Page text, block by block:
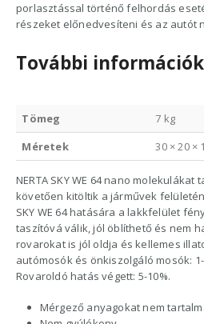
porlasztással történő felhordás
részeket előnedvesíteni és az autót
További információk
Tömeg
7 kg
Méretek
30 × 20 ×
NERTA SKY WE 64 nano
követően kitöltik a járművek
SKY WE 64 hatására a lakkfelület
taszítóvá válik, jól öblíthető és nem
rovarokat is jól oldja és kellemes
autómosók és önkiszolgáló mosók:
Rovaroldó hatás végett: 5-10%.
Mérgező anyagokat nem